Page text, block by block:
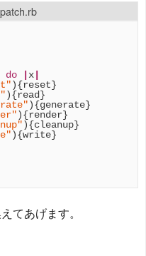
do | x|
){reset}
){read}
){generate}
){render}
){cleanup}
){write}
てあげます。